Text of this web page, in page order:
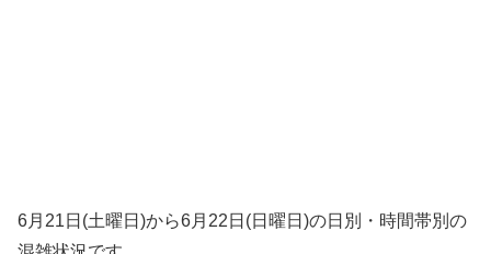
6月21日(土曜日)から6月22日(日曜日)の日別・時間帯別の